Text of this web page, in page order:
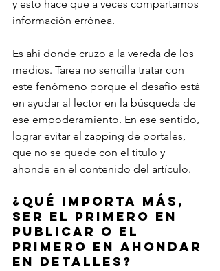
y esto hace que a veces compartamos
información errónea.
Es ahí donde cruzo a la vereda de los
medios. Tarea no sencilla tratar con
este fenómeno porque el desafío está
en ayudar al lector en la búsqueda de
ese empoderamiento. En ese sentido,
lograr evitar el zapping de portales,
que no se quede con el título y
ahonde en el contenido del artículo.
¿Qué importa más,
ser el primero en
publicar o el
primero en ahondar
en detalles?